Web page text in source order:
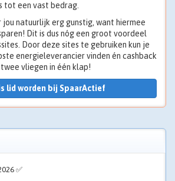
tot een vast bedrag.
jou natuurlijk erg gunstig, want hiermee
Dit is dus nóg een groot voordeel
Door deze sites te gebruiken kun je
energieleverancier vinden én cashback
vliegen in één klap!
lid worden bij SpaarActief
✅